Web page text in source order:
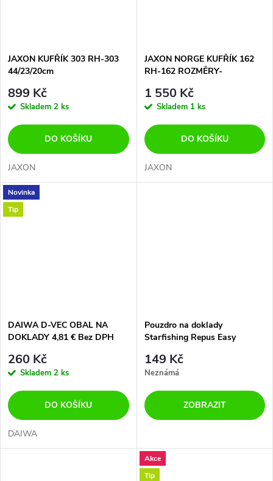
JAXON KUFŘÍK 303 RH-303
44/23/20cm
899 Kč
Skladem 2 ks
DO KOŠÍKU
JAXON
JAXON NORGE KUFŘÍK 162
RH-162 ROZMĚRY-
NORSKO
1 550 Kč
Skladem 1 ks
DO KOŠÍKU
JAXON
Novinka
Tip
DAIWA D-VEC OBAL NA
DOKLADY 4,81 € Bez DPH
260 Kč
Skladem 2 ks
DO KOŠÍKU
DAIWA
Pouzdro na doklady
Starfishing Repus Easy
149 Kč
Neznámá
ZOBRAZIT
Akce
Tip